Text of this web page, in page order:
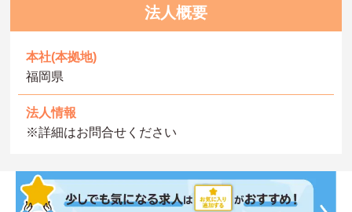
法人概要
本社(本拠地)
福岡県
法人情報
※詳細はお問合せください